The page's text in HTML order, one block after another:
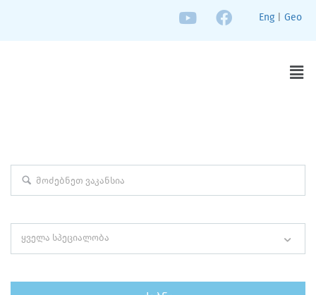
Eng Geo
ყველა სპეციალობა